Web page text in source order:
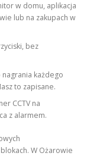
w domu, aplikacja
lub na zakupach w
bez
każdego
to zapisane.
CCTV na
z alarmem.
W Ożarowie